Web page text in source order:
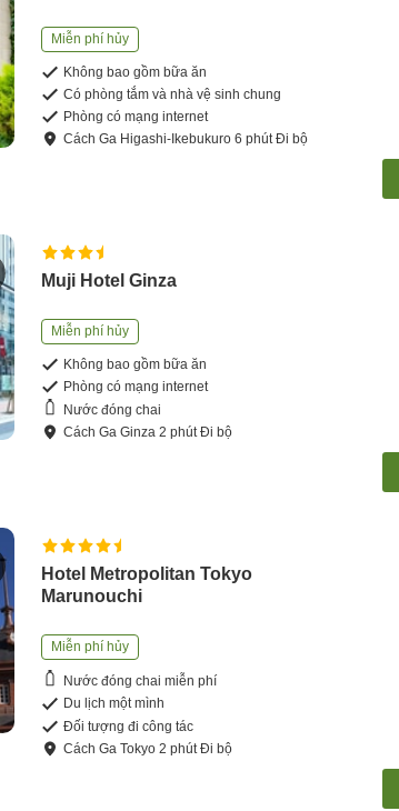
Miễn phí hủy
Không bao gồm bữa ăn
Có phòng tắm và nhà vệ sinh chung
Phòng có mạng internet
CáchGa Higashi-Ikebukuro6 phútĐi bộ
Muji Hotel Ginza
Miễn phí hủy
Không bao gồm bữa ăn
Phòng có mạng internet
Nước đóng chai
CáchGa Ginza2 phútĐi bộ
Hotel Metropolitan Tokyo
Marunouchi
Miễn phí hủy
Nước đóng chai miễn phí
Du lịch một mình
Đối tượng đi công tác
CáchGa Tokyo2 phútĐi bộ